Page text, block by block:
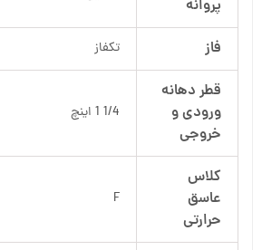
پروانه
فاز تکفاز
قطر دهانه
ورودی و
خروجی
1/4 1 اینچ
کلاس
عاسق
حرارتی
F